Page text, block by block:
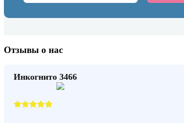
Отзывы о нас
Инкогнито 3466